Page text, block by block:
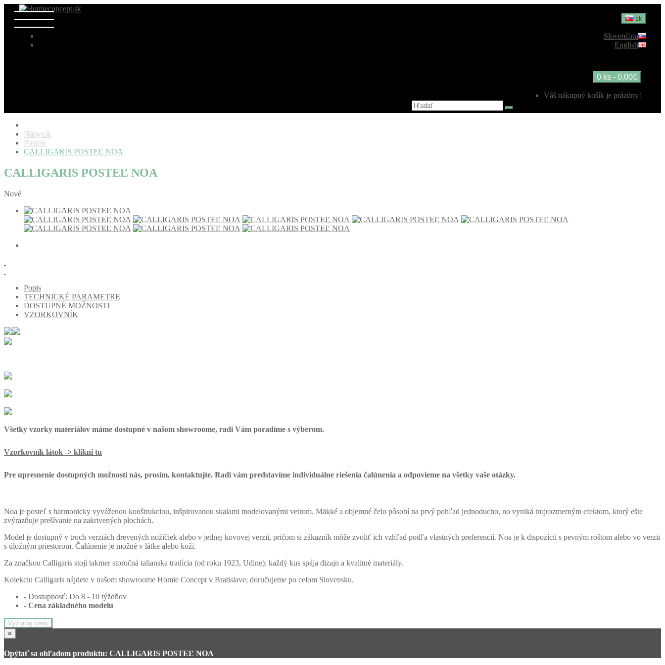
sk
Slovenčina
English
0 ks - 0,00€
Váš nákupný košík je prázdny!
Nábytok
Postele
CALLIGARIS POSTEĽ NOA
CALLIGARIS POSTEĽ NOA
Nové
Popis
TECHNICKÉ PARAMETRE
DOSTUPNÉ MOŽNOSTI
VZORKOVNÍK
Všetky vzorky materiálov máme dostupné v našom showroome, radi Vám poradíme s výberom.
Vzorkovník látok -> klikni tu
Pre upresnenie dostupných možností nás, prosím, kontaktujte. Radi vám predstavíme individuálne riešenia čalúnenia a odpovieme na všetky vaše otázky.
Noa je posteľ s harmonicky vyváženou konštrukciou, inšpirovanou skalami modelovanými vetrom. Mäkké a objemné čelo pôsobí na prvý pohľad jednoducho, no vyniká trojrozmerným efektom, ktorý ešte
zvýrazňuje prešívanie na zakrivených plochách.
Model je dostupný v troch verziách drevených nožičiek alebo v jednej kovovej verzii, pričom si zákazník môže zvoliť ich vzhľad podľa vlastných preferencií. Noa je k dispozícii s pevným roštom alebo vo verzii
s úložným priestorom. Čalúnenie je možné v látke alebo koži.
Za značkou Calligaris stojí takmer storočná talianska tradícia (od roku 1923, Udine); každý kus spája dizajn a kvalitné materiály.
Kolekciu Calligaris nájdete v našom showroome Homie Concept v Bratislave; doručujeme po celom Slovensku.
- Dostupnosť: Do 8 - 10 týždňov
- Cena základného modelu
Vyžiadaj cenu
×
Opýtať sa ohľadom produktu: CALLIGARIS POSTEĽ NOA